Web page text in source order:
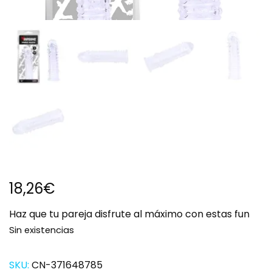
18,26€
Haz que tu pareja disfrute al máximo con estas fun
Sin existencias
SKU: CN-371648785